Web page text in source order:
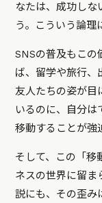
なたは、成功しな
う。こういう論理
SNSの普及もこ
ば、留学や旅行、
友人たちの姿が目
いるのに、自分は
移動することが強
そして、この「移
ネスの世界に留ま
説にも、その歪み